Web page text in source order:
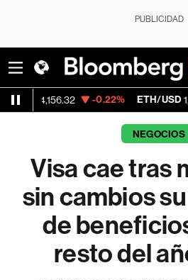
PUBLICIDAD
-0.22% ETH/USD 1,871.32
NEGOCIOS
Visa cae tras
sin cambios
de
resto del